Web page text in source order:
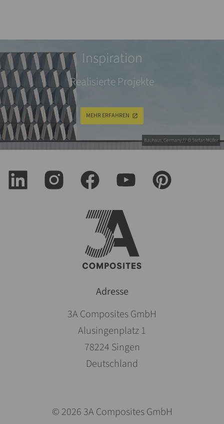
Bauhaus, Germany // © Stefan Müller
Inspiration
Realisierte Projekte
MEHR ERFAHREN
Adresse
3A Composites GmbH
Alusingenplatz 1
78224 Singen
Deutschland
© 2026 3A Composites GmbH